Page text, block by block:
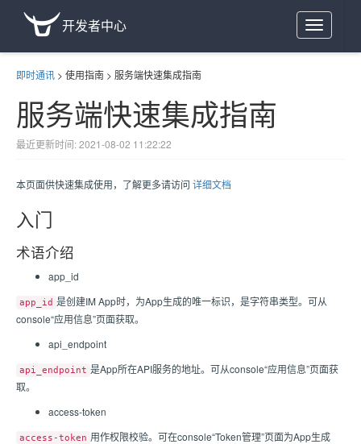
Toggle
navigation
开发者中心
即时通讯 > 使用指南 > 服务端快速集成指南
服务端快速集成指南
最近更新时间: 2021-08-02 11:22:22
本页面供快速集成使用，了解更多请访问 详细文档
入门
术语介绍
app_id
app_id 是创建IM App时，为App生成的唯一标识，是字符串类型。可从
console“应用信息”页面获取。
api_endpoint
api_endpoint 是App所在API服务的地址。可从console“应用信息”页面获
取。
access-token
access-token 用作权限校验。可在console“Token管理”页面为App生成